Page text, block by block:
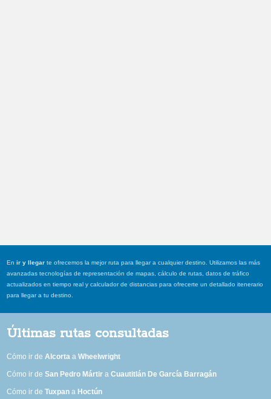
Enir y llegar te ofrecemos la mejor ruta para llegar a cualquier destino. Utilizamos las más
avanzadas tecnologías de representación de mapas, cálculo de rutas, datos de tráfico
actualizados en tiempo real y calculador de distancias para ofrecerte un detallado itenerario
para llegar a tu destino.
Últimas rutas consultadas
Cómo ir deAlcorta aWheelwright
Cómo ir deSan Pedro Mártir aCuautitlán De García Barragán
Cómo ir deTuxpan a Hoctún